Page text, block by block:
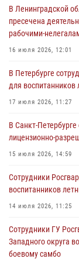
В Центральном
хулигана,
домами
06 августа 2026, 11:36
Сотрудники и
правопорядок при
06 августа 2026, 07:30
В Выборгском
разыскиваемый
05 августа 2026, 12:25
Петербургские
автомобиль, ранее
Ленобласти
В Ленинградской
пресечена
рабочими-
16 июля 2026, 12:01
В Петербурге
для воспитанников
17 июля 2026, 11:27
В Санкт-
лицензионно-
15 июля 2026, 14:59
Сотрудники
воспитанников
14 июля 2026, 11:25
Сотрудники ГУ
Западного округа
боевому самбо